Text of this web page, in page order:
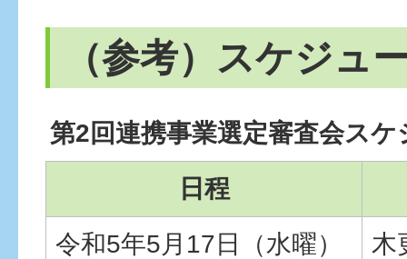
（参考）スケジュ
第2回連携事業選定審査会ス
日程
令和5年5月17日（水曜）
木